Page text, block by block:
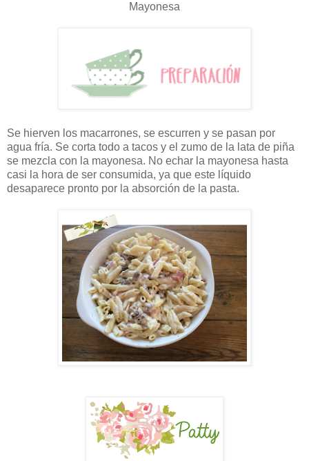
Mayonesa
Se hierven los macarrones, se escurren y se pasan por
agua fría. Se corta todo a tacos y el zumo de la lata de piña
se mezcla con la mayonesa. No echar la mayonesa hasta
casi la hora de ser consumida, ya que este líquido
desaparece pronto por la absorción de la pasta.